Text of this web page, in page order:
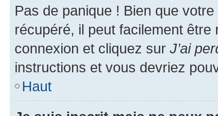
Pas de panique ! Bien que
récupéré, il peut facilement
connexion et cliquez sur J’ai
instructions et vous devriez
Haut